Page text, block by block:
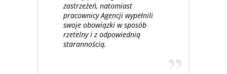
zastrzeżeń, natomiast
pracownicy Agencji wypełnili
swoje obowiązki w sposób
rzetelny i z odpowiednią
starannością.